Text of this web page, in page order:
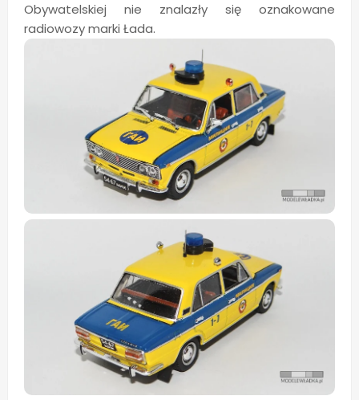
Obywatelskiej nie znalazły się oznakowane
radiowozy marki Łada.